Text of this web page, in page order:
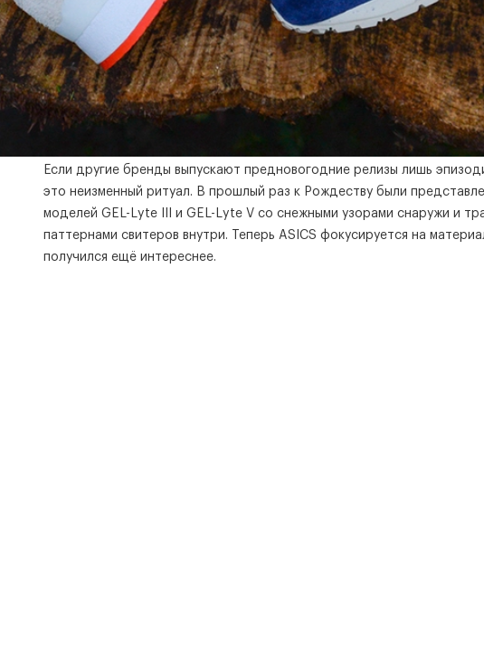
Если другие бренды выпускают предновогодние релизы лишь
это неизменный ритуал. В прошлый раз к Рождеству были
моделей GEL-Lyte III и GEL-Lyte V со снежными узорами снаружи и
паттернами свитеров внутри. Теперь ASICS фокусируется на
получился ещё интереснее.